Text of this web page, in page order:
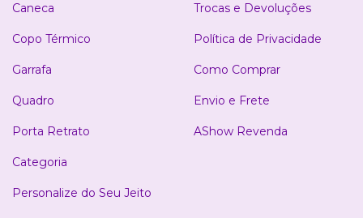
Caneca
Copo Térmico
Garrafa
Quadro
Porta Retrato
Categoria
Personalize do Seu Jeito
Trocas e Devoluções
Política de Privacidade
Como Comprar
Envio e Frete
AShow Revenda